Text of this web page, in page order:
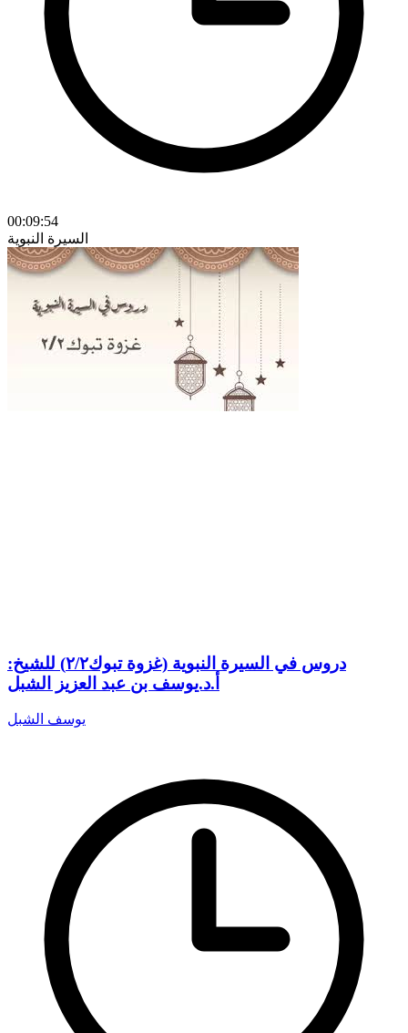
00:09:54
السيرة النبوية
دروس في السيرة النبوية (غزوة تبوك٢/٢) للشيخ:
أ.د.يوسف بن عبد العزيز الشبل
يوسف الشبل